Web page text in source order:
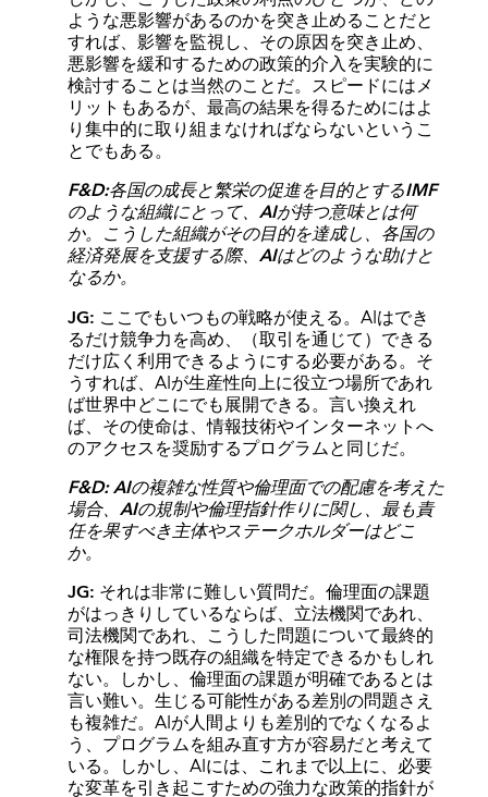
ような悪影響があるのかを突き止めることだと
すれば、影響を監視し、その原因を突き止め、
悪影響を緩和するための政策的介入を実験的に
検討することは当然のことだ。スピードにはメ
リットもあるが、最高の結果を得るためにはよ
り集中的に取り組まなければならないというこ
とでもある。
F&D:各国の成長と繁栄の促進を目的とするIMF
のような組織にとって、AIが持つ意味とは何
か。こうした組織がその目的を達成し、各国の
経済発展を支援する際、AIはどのような助けと
なるか。
JG: ここでもいつもの戦略が使える。AIはでき
るだけ競争力を高め、（取引を通じて）できる
だけ広く利用できるようにする必要がある。そ
うすれば、AIが生産性向上に役立つ場所であれ
ば世界中どこにでも展開できる。言い換えれ
ば、その使命は、情報技術やインターネットへ
のアクセスを奨励するプログラムと同じだ。
F&D: AIの複雑な性質や倫理面での配慮を考えた
場合、AIの規制や倫理指針作りに関し、最も責
任を果すべき主体やステークホルダーはどこ
か。
JG: それは非常に難しい質問だ。倫理面の課題
がはっきりしているならば、立法機関であれ、
司法機関であれ、こうした問題について最終的
な権限を持つ既存の組織を特定できるかもしれ
ない。しかし、倫理面の課題が明確であるとは
言い難い。生じる可能性がある差別の問題さえ
も複雑だ。AIが人間よりも差別的でなくなるよ
う、プログラムを組み直す方が容易だと考えて
いる。しかし、AIには、これまで以上に、必要
な変革を引き起こすための強力な政策的指針が